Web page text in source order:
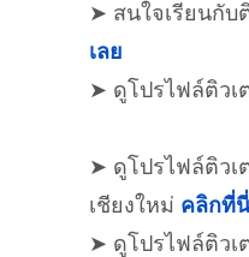
➤ สนใจเรียนกับ
เลย
➤ ดูโปรไฟล์ติวเ
➤ ดูโปรไฟล์ติวเ
เชียงใหม่ คลิกที่
➤ ดูโปรไฟล์ติวเ